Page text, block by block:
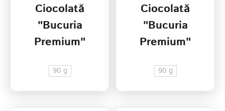
Ciocolată
"Bucuria
Premium"
90 g
Ciocolată
"Bucuria
Premium"
stafide)
90 g